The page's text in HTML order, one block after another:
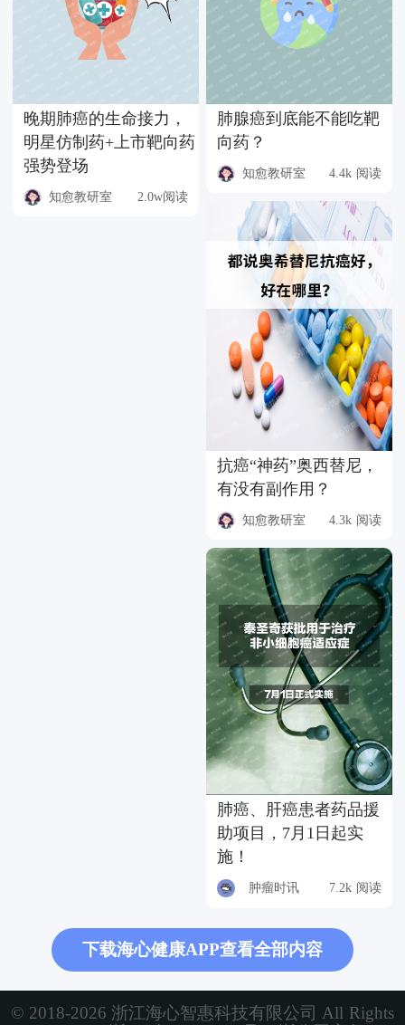
晚期肺癌的生命接力，
明星仿制药+上市靶向药
强势登场
知愈教研室 2.0w阅读
肺腺癌到底能不能吃靶
向药？
知愈教研室 4.4k 阅读
抗癌“神药”奥西替尼，
有没有副作用？
知愈教研室 4.3k 阅读
肺癌、肝癌患者药品援
助项目，7月1日起实
施！
肿瘤时讯 7.2k 阅读
下载海心健康APP查看全部内容
© 2018-2026 浙江海心智惠科技有限公司 All Rights